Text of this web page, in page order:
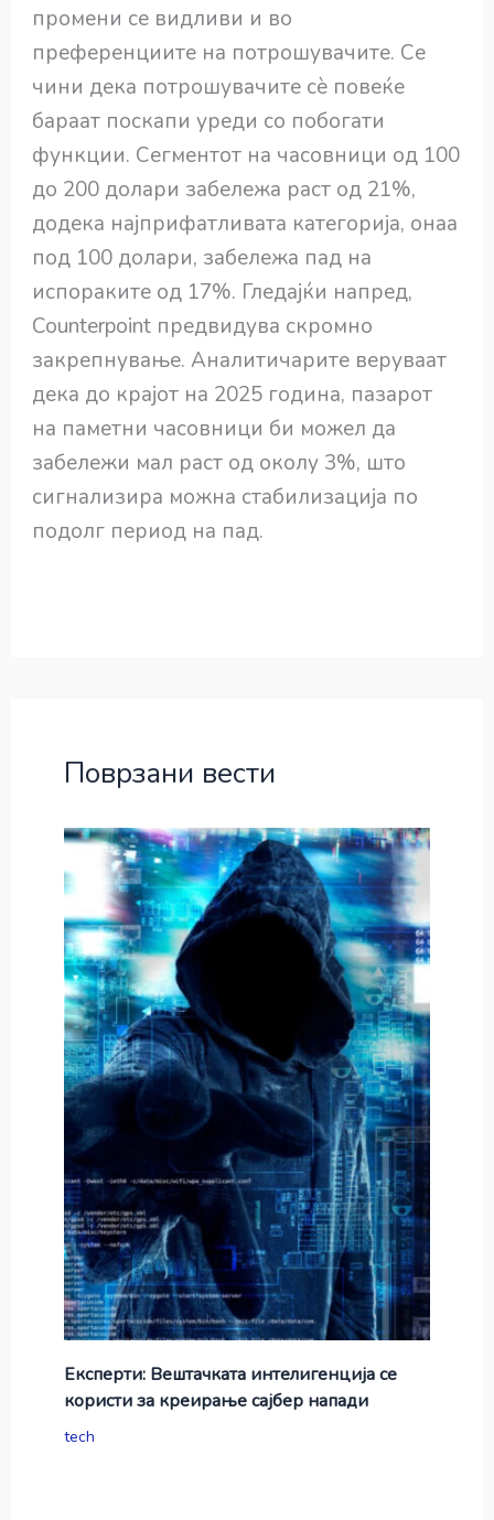
промени се видливи и во
преференциите на потрошувачите. Се
чини дека потрошувачите сè повеќе
бараат поскапи уреди со побогати
функции. Сегментот на часовници од 100
до 200 долари забележа раст од 21%,
додека најприфатливата категорија, онаа
под 100 долари, забележа пад на
испораките од 17%. Гледајќи напред,
Counterpoint предвидува скромно
закрепнување. Аналитичарите веруваат
дека до крајот на 2025 година, пазарот
на паметни часовници би можел да
забележи мал раст од околу 3%, што
сигнализира можна стабилизација по
подолг период на пад.
Поврзани вести
Експерти: Вештачката интелигенција се
користи за креирање сајбер напади
tech